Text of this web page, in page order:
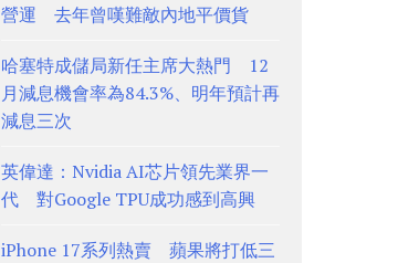
營運 去年曾嘆難敵內地平價貨
哈塞特成儲局新任主席大熱門 12
月減息機會率為84.3%、明年預計再
減息三次
英偉達：Nvidia AI芯片領先業界一
代 對Google TPU成功感到高興
iPhone 17系列熱賣 蘋果將打低三